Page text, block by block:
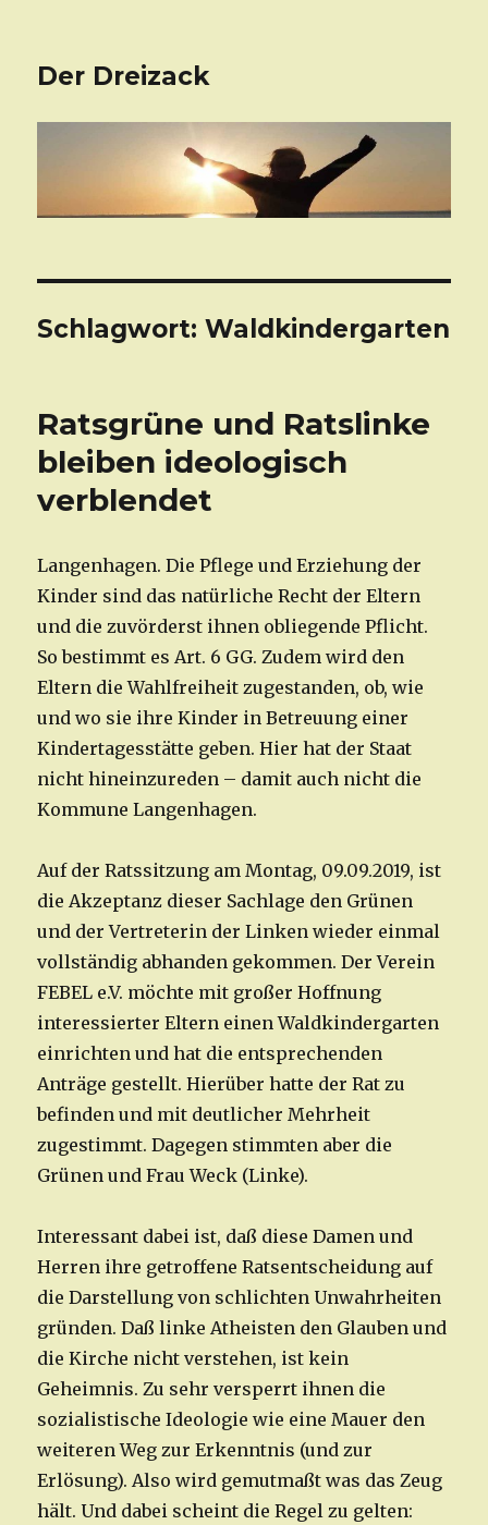
Der Dreizack
Schlagwort: Waldkindergarten
Ratsgrüne und Ratslinke
bleiben ideologisch
verblendet
Langenhagen. Die Pflege und Erziehung der
Kinder sind das natürliche Recht der Eltern
und die zuvörderst ihnen obliegende Pflicht.
So bestimmt es Art. 6 GG. Zudem wird den
Eltern die Wahlfreiheit zugestanden, ob, wie
und wo sie ihre Kinder in Betreuung einer
Kindertagesstätte geben. Hier hat der Staat
nicht hineinzureden – damit auch nicht die
Kommune Langenhagen.
Auf der Ratssitzung am Montag, 09.09.2019, ist
die Akzeptanz dieser Sachlage den Grünen
und der Vertreterin der Linken wieder einmal
vollständig abhanden gekommen. Der Verein
FEBEL e.V. möchte mit großer Hoffnung
interessierter Eltern einen Waldkindergarten
einrichten und hat die entsprechenden
Anträge gestellt. Hierüber hatte der Rat zu
befinden und mit deutlicher Mehrheit
zugestimmt. Dagegen stimmten aber die
Grünen und Frau Weck (Linke).
Interessant dabei ist, daß diese Damen und
Herren ihre getroffene Ratsentscheidung auf
die Darstellung von schlichten Unwahrheiten
gründen. Daß linke Atheisten den Glauben und
die Kirche nicht verstehen, ist kein
Geheimnis. Zu sehr versperrt ihnen die
sozialistische Ideologie wie eine Mauer den
weiteren Weg zur Erkenntnis (und zur
Erlösung). Also wird gemutmaßt was das Zeug
hält. Und dabei scheint die Regel zu gelten: